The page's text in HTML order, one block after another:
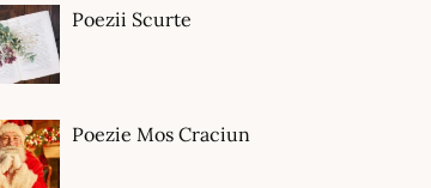
Poezii Scurte
Poezie Mos Craciun